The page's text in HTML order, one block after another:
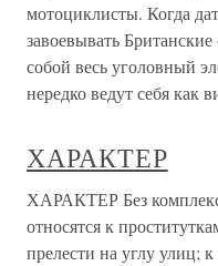
мотоциклисты. Когда
завоевывать
собой весь уголовный
нередко ведут себя как
ХАРАКТЕР
ХАРАКТЕР Без
относятся к
прелести на углу